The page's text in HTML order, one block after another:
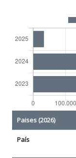
Paises (2026)
País